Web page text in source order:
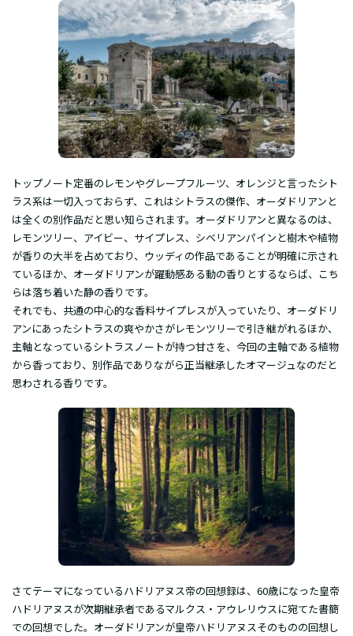
トップノート定番のレモンやグレープフルーツ、オレンジと言ったシト
ラス系は一切入っておらず、これはシトラスの傑作、オーダドリアンと
は全くの別作品だと思い知らされます。オーダドリアンと異なるのは、
レモンツリー、アイビー、サイプレス、シベリアンパインと樹木や植物
が香りの大半を占めており、ウッディの作品であることが明確に示され
ているほか、オーダドリアンが躍動感ある動の香りとするならば、こち
らは落ち着いた静の香りです。
それでも、共通の中心的な香料サイプレスが入っていたり、オーダドリ
アンにあったシトラスの爽やかさがレモンツリーで引き継がれるほか、
主軸となっているシトラスノートが持つ甘さを、今回の主軸である植物
から香っており、別作品でありながら正当継承したオマージュなのだと
思わされる香りです。
さてテーマになっているハドリアヌス帝の回想録は、60歳になった皇帝
ハドリアヌスが次期継承者であるマルクス・アウレリウスに宛てた書簡
での回想でした。オーダドリアンが皇帝ハドリアヌスそのものの回想し